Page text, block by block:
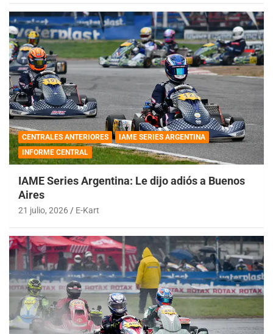
CENTRALES ANTERIORES
IAME SERIES ARGENTINA
INFORME CENTRAL
IAME Series Argentina: Le dijo adiós a Buenos
Aires
21 julio, 2026 E-Kart